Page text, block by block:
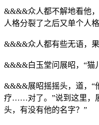
&&&&众人都不解地看他
人格分裂了之后又单个人
&&&&众人都有些无语，果
&&&&白玉堂问展昭，“猫
&&&&展昭摇摇头，道，“
疗……对了。”说到这里，
头，有没有他的名字？”